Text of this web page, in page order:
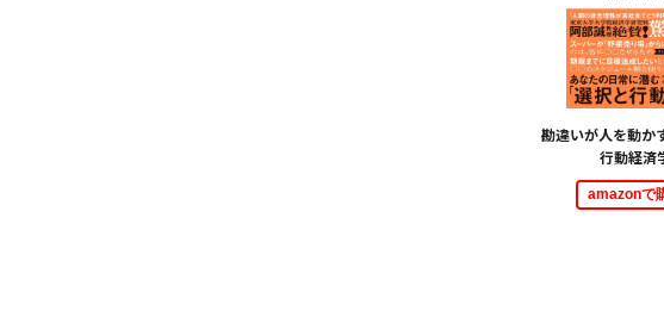
勘違いが人を動か
行動経済
amazonで